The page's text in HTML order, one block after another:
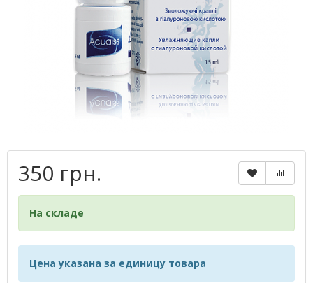
350 грн.
На складе
Цена указана за единицу товара